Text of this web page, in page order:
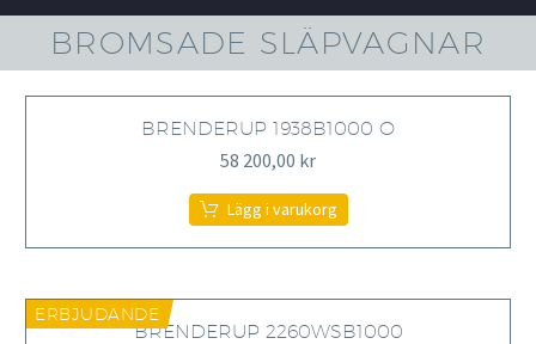
BROMSADE SLÄPVAGNAR
BRENDERUP 1938B1000 O
58 200,00 kr
Lägg i varukorg
ERBJUDANDE
BRENDERUP 2260WSB1000